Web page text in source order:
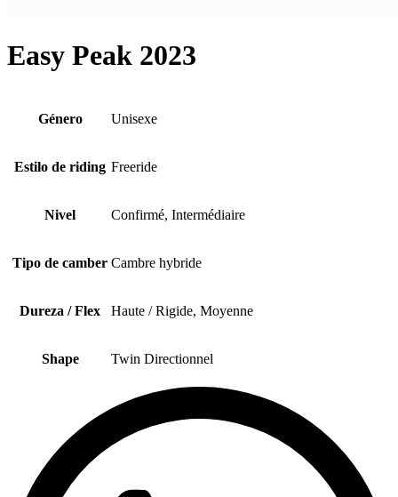
Easy Peak 2023
Género Unisexe
Estilo de riding Freeride
Nivel Confirmé, Intermédiaire
Tipo de camber Cambre hybride
Dureza / Flex Haute / Rigide, Moyenne
Shape Twin Directionnel